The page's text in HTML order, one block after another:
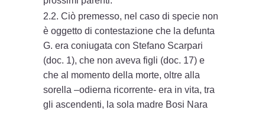
2.2. Ciò premesso, nel caso di specie non
è oggetto di contestazione che la defunta
G. era coniugata con Stefano Scarpari
(doc. 1), che non aveva figli (doc. 17) e
che al momento della morte, oltre alla
sorella –odierna ricorrente- era in vita, tra
gli ascendenti, la sola madre Bosi Nara